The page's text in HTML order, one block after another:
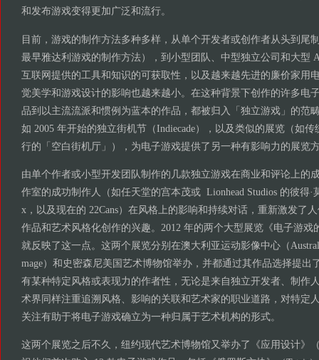
和发布游戏变得更加广泛和流行。
目前，游戏的制作方法多种多样，从单个开发者或创作者从头到尾
最早雅达利游戏的制作方法），到小型团队、中型独立公司和大型
互联网提供的工具和知识的可获取性，以及越来越先进的廉价家用
觉美学和游戏设计的影响也越来越小。在这种背景下创作的许多电
品到以主流流派和惯例为蓝本的作品，都被归入「独立游戏」的范
如 2005 年开始的独立街机节（Indiecade），以及类似的展览（如
行的「空白街机厅」），为电子游戏提供了另一种有影响力的展览
由单个作者或小型开发团队制作的几款独立游戏在商业和评论上的
作室的成功制作人（如任天堂的宫本茂或 Lionhead Studios 的彼得·
x，以及现在的 22Cans）在风格上的影响和持续对话，重新激发了
作品和艺术风格化创作的兴趣。2012 年的两个大型展览《电子游戏
就反映了这一点。这两个展览分别在澳大利亚运动影像中心（
mage）和史密森尼美国艺术博物馆举办，并都通过其作品选择提出
有某种特定风格或表现力的作者性，无论是来自独立开发者、制作
术界同样注重追溯风格、影响的关联和艺术家的职业道路，对特定
关注有助于将电子游戏确立为一种归属于艺术机构的形式。
这两个展览之后不久，纽约现代艺术博物馆又举办了《应用设计》